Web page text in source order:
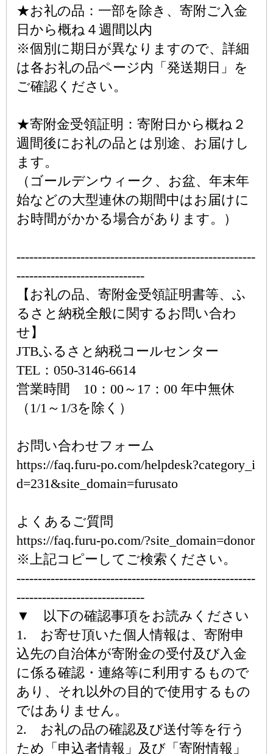
★お礼の品：一部を除き、寄附ご入金
日から概ね４週間以内
※個別に期日が異なりますので、詳細
は各お礼の品ページ内「発送期日」を
ご確認ください。
★寄附金受領証明：寄附日から概ね２
週間後にお礼の品とは別途、お届けし
ます。
（ゴールデンウィーク、お盆、年末年
始などの大型連休の期間中はお届けに
お時間がかかる場合があります。）
--------------------------------------------------------
------------------------------
【お礼の品、寄附金受領証明書等、ふ
るさと納税全般に関するお問い合わ
せ】
JTBふるさと納税コールセンター
TEL：050-3146-6614
営業時間 10：00～17：00 年中無休
（1/1～1/3を除く）
お問い合わせフォーム
https://faq.furu-po.com/helpdesk?category_i
d=231&site_domain=furusato
よくあるご質問
https://faq.furu-po.com/?site_domain=donor
※上記コピーしてご検索ください。
--------------------------------------------------------
------------------------------
▼ 以下の確認事項をお読みください
1. お寄せ頂いた個人情報は、寄附申
込先の自治体が寄附金の受付及び入金
に係る確認・連絡等に利用するもので
あり、それ以外の目的で使用するもの
ではありません。
2. お礼の品の確認及び送付等を行う
ため「申込者情報」及び「寄附情報」